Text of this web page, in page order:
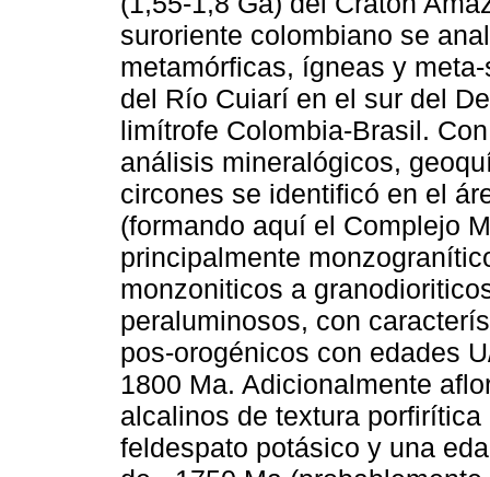
suroriente colombiano se
metamórficas, ígneas y
del Río Cuiarí en el sur del
limítrofe Colombia-Brasil.
análisis mineralógicos,
circones se identificó en el
(formando aquí el Complejo
principalmente
monzoniticos a
peraluminosos, con
pos-orogénicos con edades
1800 Ma. Adicionalmente
alcalinos de textura
feldespato potásico y una